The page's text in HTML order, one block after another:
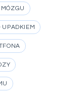
UPADKIEM